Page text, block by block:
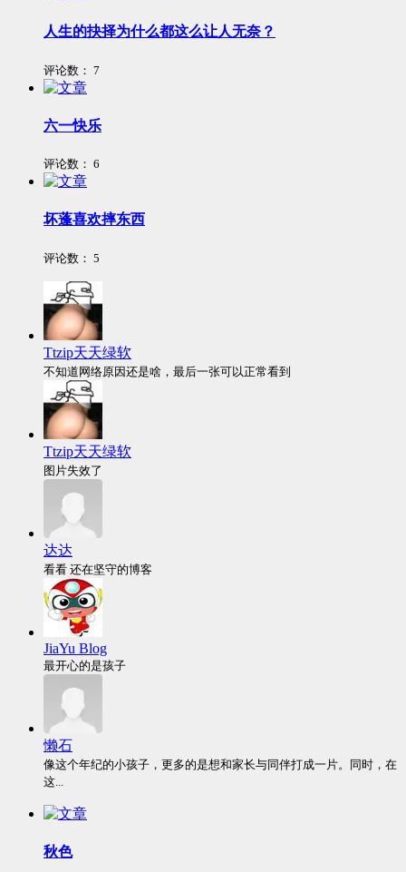
人生的抉择为什么都这么让人无奈？
评论数： 7
六一快乐
评论数： 6
坏蓬喜欢摔东西
评论数： 5
Ttzip天天绿软
不知道网络原因还是啥，最后一张可以正常看到
Ttzip天天绿软
图片失效了
达达
看看 还在坚守的博客
JiaYu Blog
最开心的是孩子
懒石
像这个年纪的小孩子，更多的是想和家长与同伴打成一片。同时，在
这...
秋色